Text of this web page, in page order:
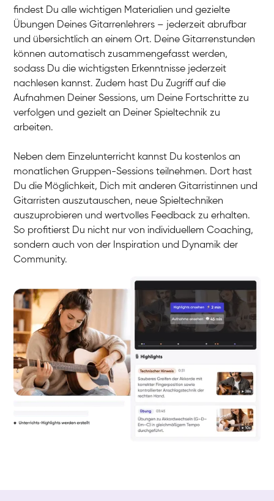
Gitarre
Gitarre
Gitarre
Gitarre
E-Gitarre
findest Du alle wichtigen Materialien und gezielte
Übungen Deines Gitarrenlehrers – jederzeit abrufbar
und übersichtlich an einem Ort. Deine Gitarrenstunden
können automatisch zusammengefasst werden,
sodass Du die wichtigsten Erkenntnisse jederzeit
nachlesen kannst. Zudem hast Du Zugriff auf die
Aufnahmen Deiner Sessions, um Deine Fortschritte zu
verfolgen und gezielt an Deiner Spieltechnik zu
arbeiten.
Neben dem Einzelunterricht kannst Du kostenlos an
monatlichen Gruppen-Sessions teilnehmen. Dort hast
Du die Möglichkeit, Dich mit anderen Gitarristinnen und
Gitarristen auszutauschen, neue Spieltechniken
auszuprobieren und wertvolles Feedback zu erhalten.
So profitierst Du nicht nur von individuellem Coaching,
sondern auch von der Inspiration und Dynamik der
Community.